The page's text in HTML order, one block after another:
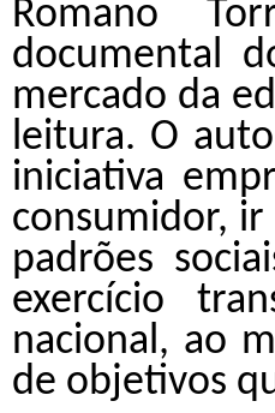
Romano
documental
mercado da
leitura. O
iniciativa
consumidor,
padrões
exercício
nacional, ao
de objetivos